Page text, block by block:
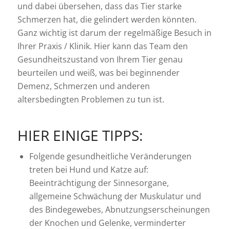
und dabei übersehen, dass das Tier starke
Schmerzen hat, die gelindert werden könnten.
Ganz wichtig ist darum der regelmäßige Besuch in
Ihrer Praxis / Klinik. Hier kann das Team den
Gesundheitszustand von Ihrem Tier genau
beurteilen und weiß, was bei beginnender
Demenz, Schmerzen und anderen
altersbedingten Problemen zu tun ist.
HIER EINIGE TIPPS:
Folgende gesundheitliche Veränderungen
treten bei Hund und Katze auf:
Beeinträchtigung der Sinnesorgane,
allgemeine Schwächung der Muskulatur und
des Bindegewebes, Abnutzungserscheinungen
der Knochen und Gelenke, verminderter